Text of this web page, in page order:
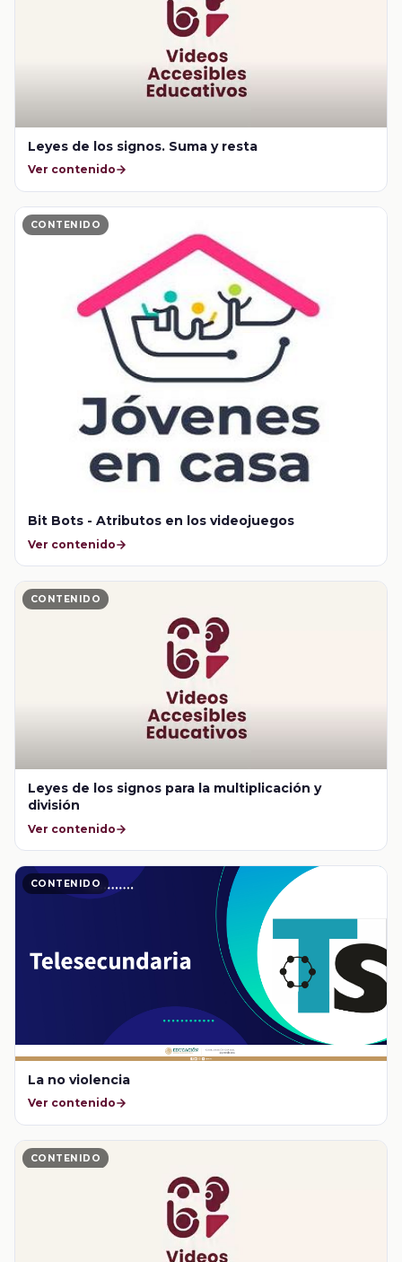
Leyes de los signos. Suma y resta
Ver contenido
CONTENIDO
Bit Bots - Atributos en los videojuegos
Ver contenido
CONTENIDO
Leyes de los signos para la multiplicación y
división
Ver contenido
CONTENIDO
La no violencia
Ver contenido
CONTENIDO